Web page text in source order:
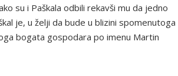
su i Paškala odbili rekavši mu da jedno
je, u želji da bude u blizini spomenutoga
bogata gospodara po imenu Martin